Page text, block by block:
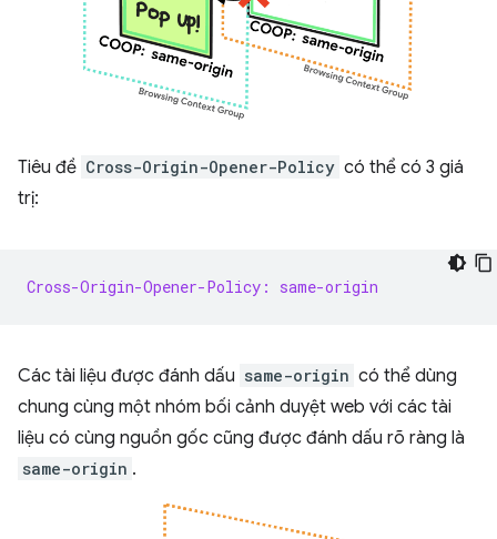
Tiêu đề Cross-Origin-Opener-Policy có thể có 3 giá
trị:
Cross-Origin-Opener-Policy: same-origin
Các tài liệu được đánh dấu same-origin có thể dùng
chung cùng một nhóm bối cảnh duyệt web với các tài
liệu có cùng nguồn gốc cũng được đánh dấu rõ ràng là
same-origin .